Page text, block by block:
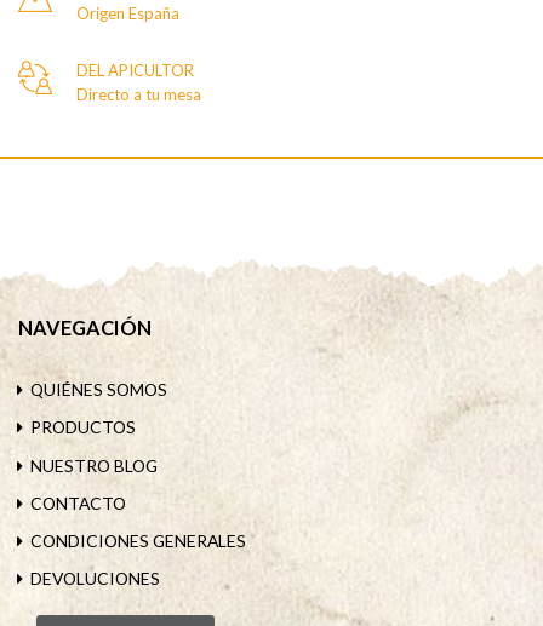
Origen España
DEL APICULTOR
Directo a tu mesa
NAVEGACIÓN
QUIÉNES SOMOS
PRODUCTOS
NUESTRO BLOG
CONTACTO
CONDICIONES GENERALES
DEVOLUCIONES